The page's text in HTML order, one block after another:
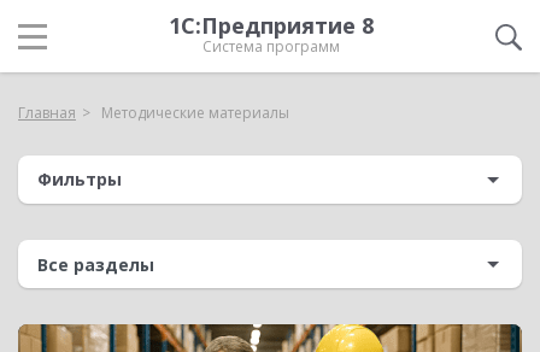
1С:Предприятие 8
Система программ
Главная Методические материалы
Фильтры